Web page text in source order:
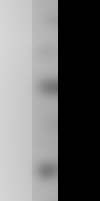
FIRMA
NIP FIRMY